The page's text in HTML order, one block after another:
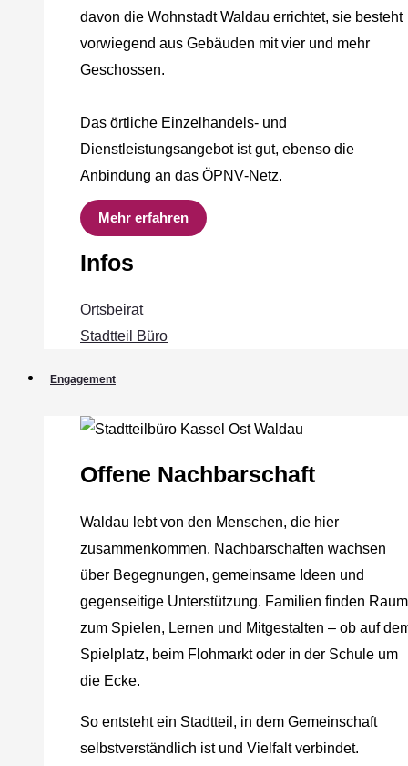
davon die Wohnstadt Waldau errichtet, sie besteht
vorwiegend aus Gebäuden mit vier und mehr
Geschossen.
Das örtliche Einzelhandels‐ und
Dienstleistungsangebot ist gut, ebenso die
Anbindung an das ÖPNV‐Netz.
Mehr erfahren
Infos
Ortsbeirat
Stadtteil Büro
Engagement
Offene Nachbarschaft
Waldau lebt von den Menschen, die hier
zusammenkommen. Nachbarschaften wachsen
über Begegnungen, gemeinsame Ideen und
gegenseitige Unterstützung. Familien finden Raum
zum Spielen, Lernen und Mitgestalten – ob auf
Spielplatz, beim Flohmarkt oder in der Schule um
die Ecke.
So entsteht ein Stadtteil, in dem Gemeinschaft
selbstverständlich ist und Vielfalt verbindet.